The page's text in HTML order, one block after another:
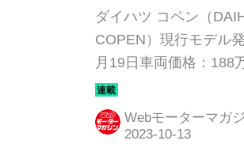
ダイハツ コペン（
COPEN）現行モデル
月19日車両価格：188
万7200円
Webモーターマガ